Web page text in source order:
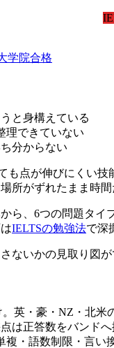
学院合格
と身構えている
理できていない
分からない
点が伸びにくい
所がずれたまま時間
ら、6つの問題タ
IELTSの勉強法で深
いかの見取り図
英・豪・NZ・北米
は正答数をバンド
複・語数制限・言い